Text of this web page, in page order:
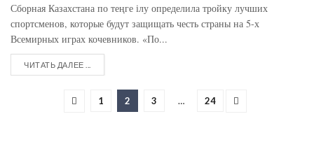
Сборная Казахстана по теңге ілу определила тройку лучших
спортсменов, которые будут защищать честь страны на 5-х
Всемирных играх кочевников. «По...
ЧИТАТЬ ДАЛЕЕ ...
1 2 3 … 24